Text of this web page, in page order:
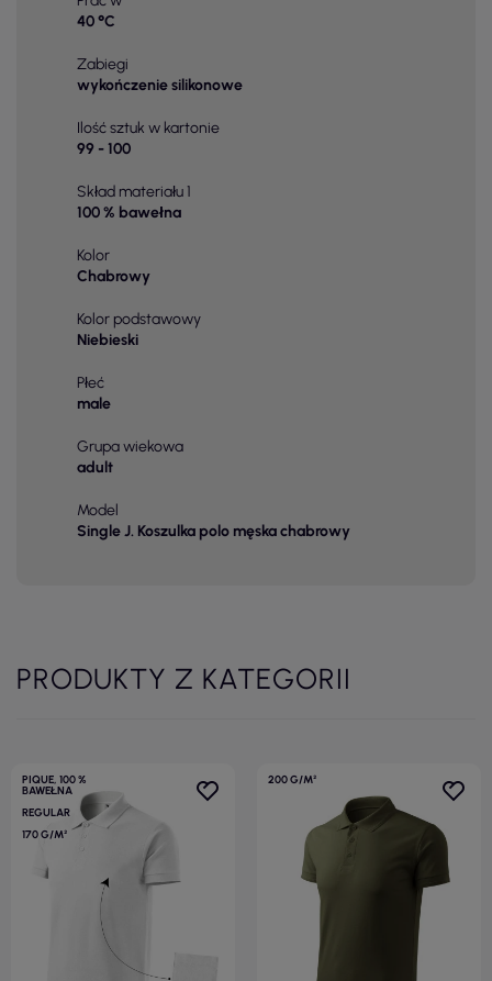
40 °C
Zabiegi
wykończenie silikonowe
Ilość sztuk w kartonie
99 - 100
Skład materiału 1
100 % bawełna
Kolor
Chabrowy
Kolor podstawowy
Niebieski
Płeć
male
Grupa wiekowa
adult
Model
Single J. Koszulka polo męska chabrowy
PRODUKTY Z KATEGORII
PIQUE, 100 %
BAWEŁNA
REGULAR
170 G/M²
200 G/M²